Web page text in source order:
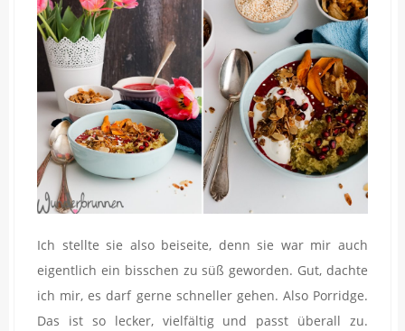
Ich stellte sie also beiseite, denn sie war mir auch
eigentlich ein bisschen zu süß geworden. Gut, dachte
ich mir, es darf gerne schneller gehen. Also Porridge.
Das ist so lecker, vielfältig und passt überall zu.